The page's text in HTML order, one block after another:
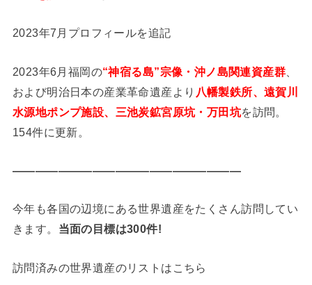
2023年7月プロフィールを追記
2023年6月福岡の“神宿る島”宗像・沖ノ島関連資産群
および明治日本の産業革命遺産より 八幡製鉄所、遠賀川
水源地ポンプ施設、三池炭鉱宮原坑・万田坑を訪問。
154件に更新。
————————————————————
今年も各国の辺境にある世界遺産をたくさん訪問してい
きます。 当面の目標は300件!
訪問済みの世界遺産のリストはこちら